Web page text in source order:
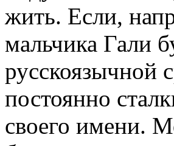
жить. Если,
мальчика Гали
русскоязычной
постоянно
своего имени.